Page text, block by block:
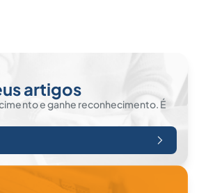
artigos
e ganhe reconhecimento. É